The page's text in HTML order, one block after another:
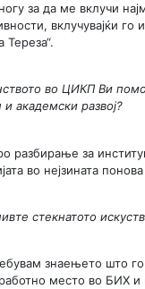
за да ме вклучи
вклучувајќи го
Тереза“.
во ЦИКП Ви
академски развој?
разбирање за
во нејзината понова
стекнатото
знаењето што
место во БИХ и